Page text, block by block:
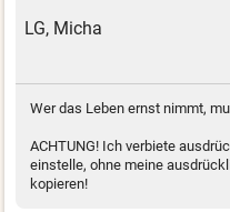
LG, Micha
Wer das Leben ernst nimmt,
ACHTUNG! Ich verbiete
einstelle, ohne meine
kopieren!